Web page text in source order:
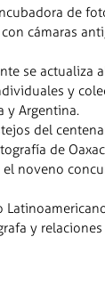
de
cámaras
se actualiza
y
y Argentina.
del
de
noveno
y